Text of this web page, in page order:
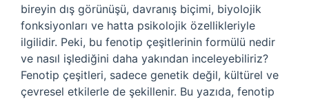
bireyin dış görünüşü, davranış biçimi, biyolojik
fonksiyonları ve hatta psikolojik özellikleriyle
ilgilidir. Peki, bu fenotip çeşitlerinin formülü nedir
ve nasıl işlediğini daha yakından inceleyebiliriz?
Fenotip çeşitleri, sadece genetik değil, kültürel ve
çevresel etkilerle de şekillenir. Bu yazıda, fenotip